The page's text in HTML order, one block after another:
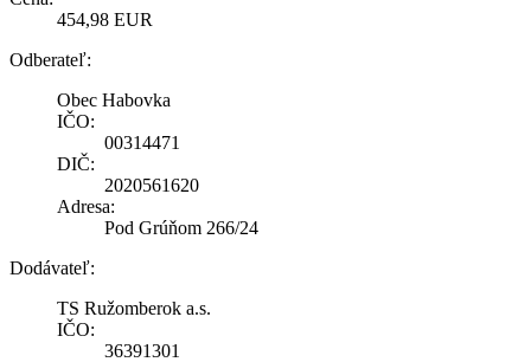
454,98 EUR
Odberateľ:
Obec Habovka
IČO:
00314471
DIČ:
2020561620
Adresa:
Pod Grúňom 266/24
Dodávateľ:
TS Ružomberok a.s.
IČO:
36391301